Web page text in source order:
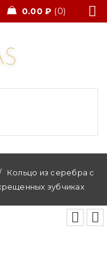
0.00 ₽ 0
Кольцо из серебра с
зубчиках